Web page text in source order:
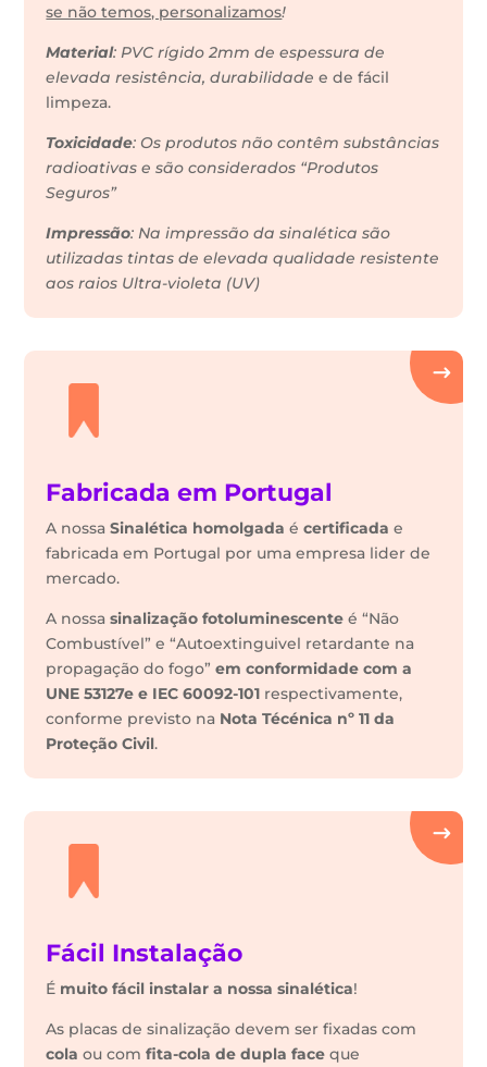
se não temos, personalizamos!
Material: PVC rígido 2mm de espessura de
elevada resistência, durabilidadee de fácil
limpeza.
Toxicidade: Os produtos não contêm substâncias
radioativas e são considerados “Produtos
Seguros”
Impressão: Na impressão da sinalética são
utilizadas tintas de elevada qualidade resistente
aos raios Ultra-violeta (UV)
Fabricada em Portugal
A nossaSinalética homolgada écertificada e
fabricada em Portugal por uma empresa lider de
mercado.
A nossasinalização fotoluminescente é “Não
Combustível” e “Autoextinguivel retardante na
propagação do fogo”em conformidade com a
UNE 53127e e IEC 60092-101 respectivamente,
conforme previsto na Nota Técénica nº 11 da
Proteção Civil.
Fácil Instalação
É muito fácil instalar a nossa sinalética!
As placas de sinalização devem ser fixadas com
cola ou comfita-cola de dupla face que